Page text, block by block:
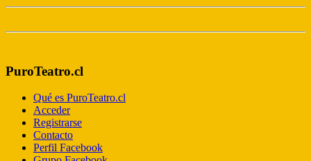
PuroTeatro.cl
Qué es PuroTeatro.cl
Acceder
Registrarse
Contacto
Perfil Facebook